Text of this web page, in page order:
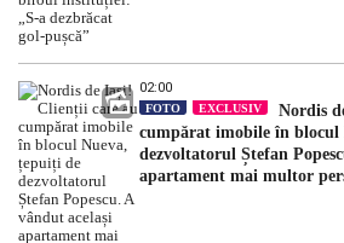
02:00
FOTO EXCLUSIV
Nordis
cumpărat imobile în blocul
dezvoltatorul Ștefan
apartament mai multor